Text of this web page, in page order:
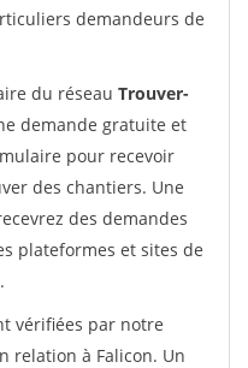
demandeurs de
du réseau Trouver-
demande gratuite et
pour recevoir
des chantiers. Une
des demandes
plateformes et sites de
vérifiées par notre
relation à Falicon. Un